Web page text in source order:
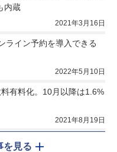
内蔵
2021年3月16日
ライン予約を導入できる
2022年5月10日
有料化。10月以降は1.6%
2021年8月19日
を見る